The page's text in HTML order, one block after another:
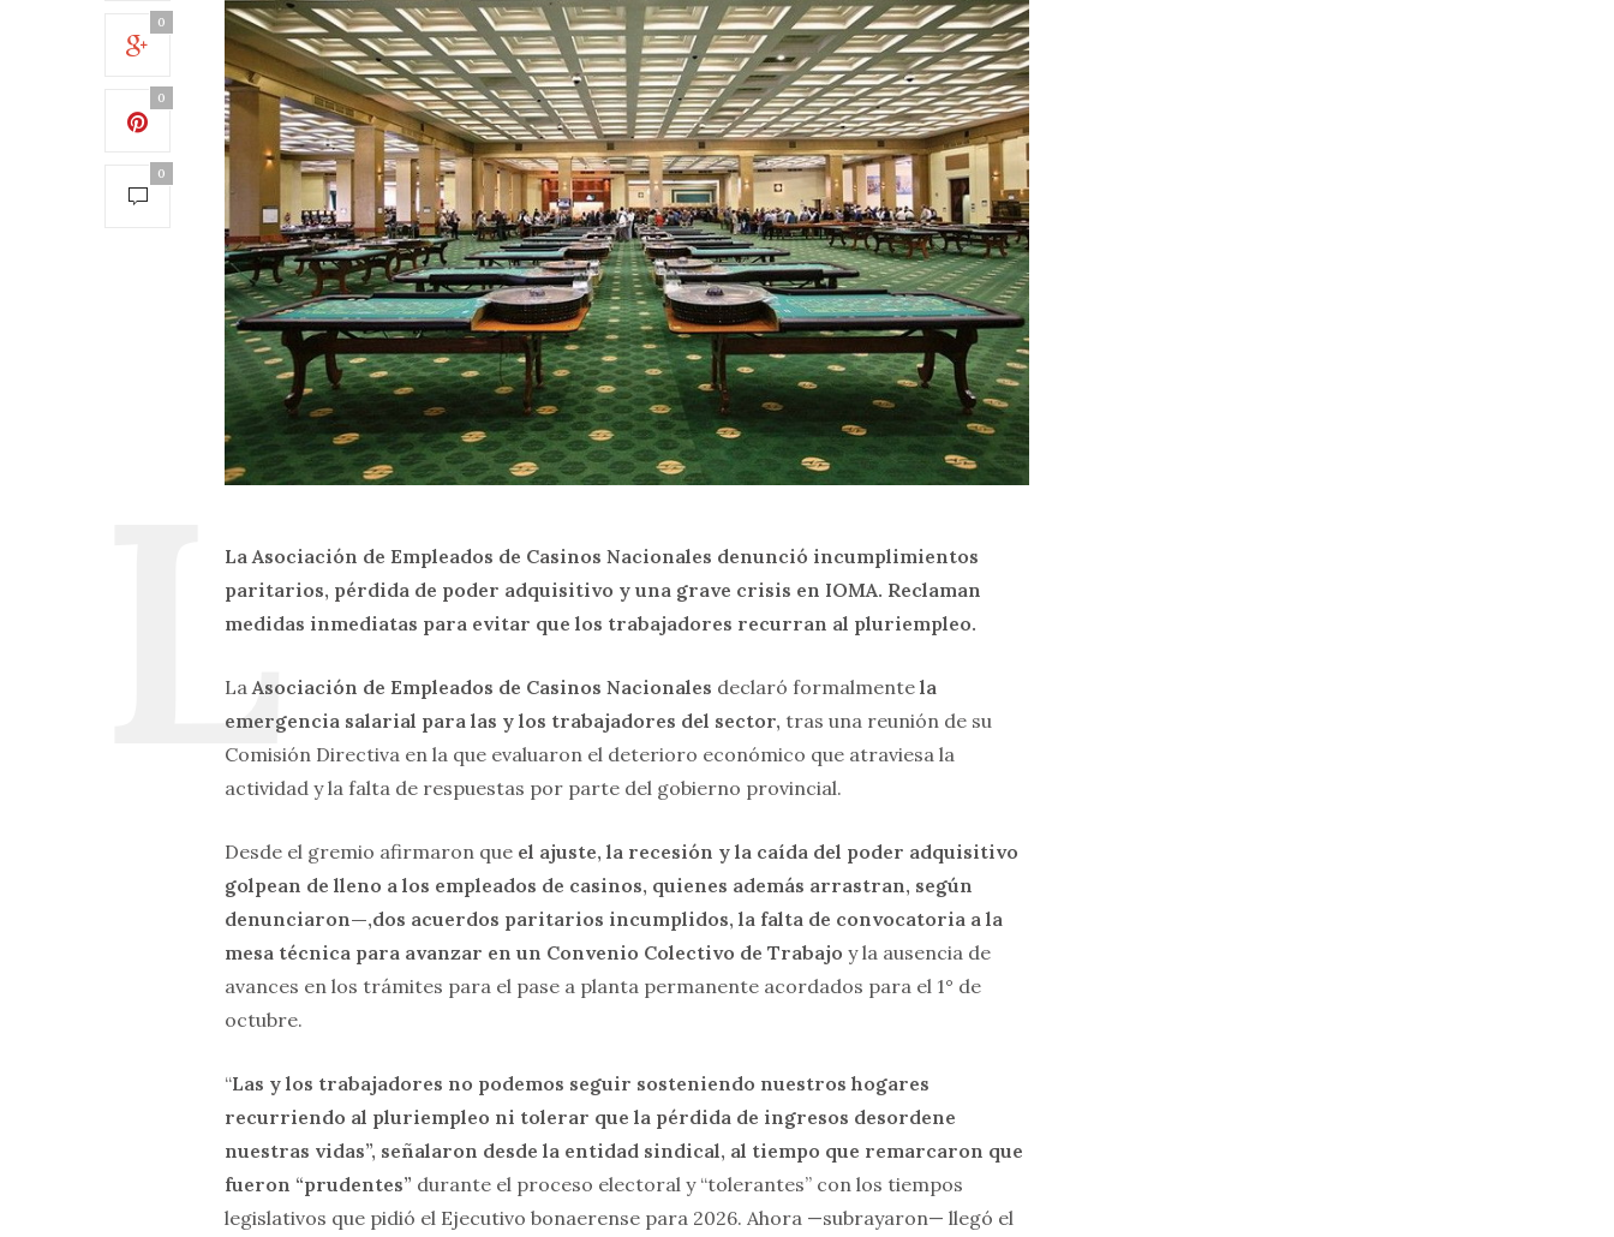
0
0
0
La Asociación de Empleados de Casinos Nacionales denunció incumplimientos
paritarios, pérdida de poder adquisitivo y una grave crisis en IOMA. Reclaman
medidas inmediatas para evitar que los trabajadores recurran al pluriempleo.
La Asociación de Empleados de Casinos Nacionales declaró formalmente la
emergencia salarial para las y los trabajadores del sector, tras una reunión de su
Comisión Directiva en la que evaluaron el deterioro económico que atraviesa la
actividad y la falta de respuestas por parte del gobierno provincial.
Desde el gremio afirmaron que el ajuste, la recesión y la caída del poder adquisitivo
golpean de lleno a los empleados de casinos, quienes además arrastran, según
denunciaron—,dos acuerdos paritarios incumplidos, la falta de convocatoria a la
mesa técnica para avanzar en un Convenio Colectivo de Trabajo y la ausencia de
avances en los trámites para el pase a planta permanente acordados para el 1° de
octubre.
“Las y los trabajadores no podemos seguir sosteniendo nuestros hogares
recurriendo al pluriempleo ni tolerar que la pérdida de ingresos desordene
nuestras vidas”, señalaron desde la entidad sindical, al tiempo que remarcaron que
fueron “prudentes” durante el proceso electoral y “tolerantes” con los tiempos
legislativos que pidió el Ejecutivo bonaerense para 2026. Ahora —subrayaron— llegó el